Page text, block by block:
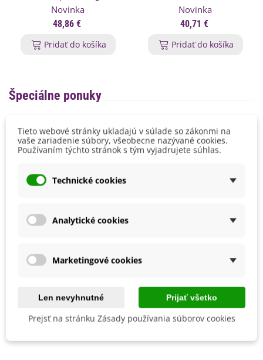
Novinka
48,86 €
Pridať do košíka
Novinka
40,71 €
Pridať do košíka
Špeciálne ponuky
-10%
1,03 €
Pridať do košíka
-30%
šalátu - 800 ks
1,02 €
Pridať do košíka
Tieto webové stránky ukladajú v súlade so zákonmi na
vaše zariadenie súbory, všeobecne nazývané cookies.
Používaním týchto stránok s tým vyjadrujete súhlas.
Technické cookies
Analytické cookies
Marketingové cookies
Len nevyhnutné Prijať všetko
Prejsť na stránku Zásady používania súborov cookies